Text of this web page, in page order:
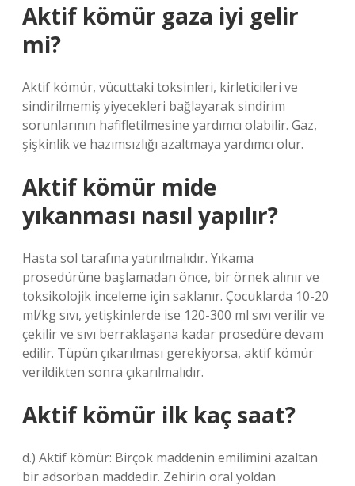
Aktif kömür gaza iyi gelir
mi?
Aktif kömür, vücuttaki toksinleri, kirleticileri ve
sindirilmemiş yiyecekleri bağlayarak sindirim
sorunlarının hafifletilmesine yardımcı olabilir. Gaz,
şişkinlik ve hazımsızlığı azaltmaya yardımcı olur.
Aktif kömür mide
yıkanması nasıl yapılır?
Hasta sol tarafına yatırılmalıdır. Yıkama
prosedürüne başlamadan önce, bir örnek alınır ve
toksikolojik inceleme için saklanır. Çocuklarda 10-20
ml/kg sıvı, yetişkinlerde ise 120-300 ml sıvı verilir ve
çekilir ve sıvı berraklaşana kadar prosedüre devam
edilir. Tüpün çıkarılması gerekiyorsa, aktif kömür
verildikten sonra çıkarılmalıdır.
Aktif kömür ilk kaç saat?
d.) Aktif kömür: Birçok maddenin emilimini azaltan
bir adsorban maddedir. Zehirin oral yoldan